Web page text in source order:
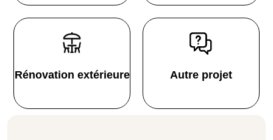
Rénovation extérieure Autre projet